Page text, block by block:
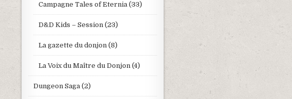
Campagne Tales of Eternia (33)
D&D Kids – Session (23)
La gazette du donjon (8)
La Voix du Maître du Donjon (4)
Dungeon Saga (2)